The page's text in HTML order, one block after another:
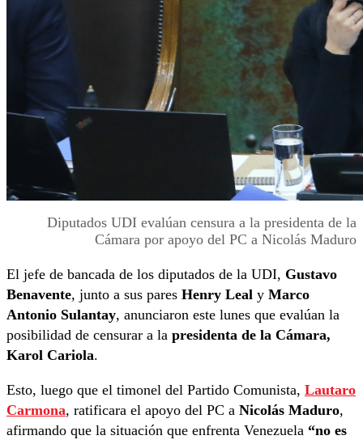
Diputados UDI evalúan censura a la presidenta de la
Cámara por apoyo del PC a Nicolás Maduro
El jefe de bancada de los diputados de la UDI, Gustavo
Benavente, junto a sus pares Henry Leal y Marco
Antonio Sulantay, anunciaron este lunes que evalúan la
posibilidad de censurar a la presidenta de la Cámara,
Karol Cariola.
Esto, luego que el timonel del Partido Comunista, Lautaro
Carmona, ratificara el apoyo del PC a Nicolás Maduro,
afirmando que la situación que enfrenta Venezuela “no es